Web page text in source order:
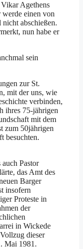
Agethens
einen von
abschießen.
nun habe er
sein
zur St.
mit der uns, wie
verbinden,
ihres 75-jährigen
mit dem
zum 50jährigen
besuchten.
Pastor
das Amt des
Barger
insofern
Proteste in
der
in Wickede
dieser
Mai 1981.